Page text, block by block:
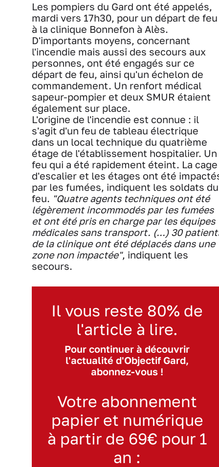
Les pompiers du Gard ont été appelés,
mardi vers 17h30, pour un départ de feu
à la clinique Bonnefon à Alès.
D'importants moyens, concernant
l'incendie mais aussi des secours aux
personnes, ont été engagés sur ce
départ de feu, ainsi qu'un échelon de
commandement. Un renfort médical
sapeur-pompier et deux SMUR étaient
également sur place.
L'origine de l'incendie est connue : il
s'agit d'un feu de tableau électrique
dans un local technique du quatrième
étage de l'établissement hospitalier. Un
feu qui a été rapidement éteint. La cage
d'escalier et les étages ont été
par les fumées, indiquent les soldats du
feu. "Quatre agents techniques ont été
légèrement incommodés par les fumées
et ont été pris en charge par les équipes
médicales sans transport. (...) 30
de la clinique ont été déplacés dans une
zone non impactée", indiquent les
secours.
Il vous reste 80% de
l'article à lire.
Pour continuer à découvrir
l'actualité d'Objectif Gard,
abonnez-vous !
Votre abonnement
papier et numérique
à partir de 69€ pour 1
an :